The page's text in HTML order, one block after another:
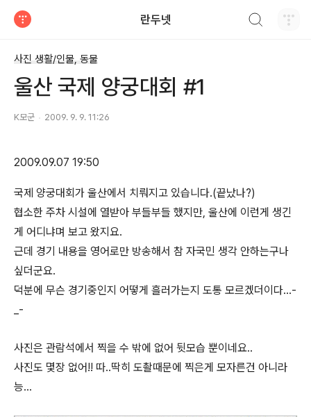
란두넷
사진 생활/인물, 동물
울산 국제 양궁대회 #1
K모군 2009. 9. 9. 11:26
2009.09.07 19:50
국제 양궁대회가 울산에서 치뤄지고 있습니다.(끝났나?)
협소한 주차 시설에 열받아 부들부들 했지만, 울산에 이런게 생긴
게 어디냐며 보고 왔지요.
근데 경기 내용을 영어로만 방송해서 참 자국민 생각 안하는구나
싶더군요.
덕분에 무슨 경기중인지 어떻게 흘러가는지 도통 모르겠더이다...-
_-
사진은 관람석에서 찍을 수 밖에 없어 뒷모습 뿐이네요..
사진도 몇장 없어!! 따..딱히 도촬때문에 찍은게 모자른건 아니라
능...